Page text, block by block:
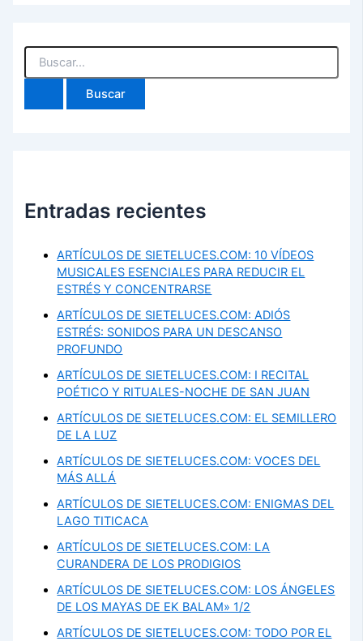
Buscar
por:
Entradas recientes
ARTÍCULOS DE SIETELUCES.COM: 10 VÍDEOS
MUSICALES ESENCIALES PARA REDUCIR EL
ESTRÉS Y CONCENTRARSE
ARTÍCULOS DE SIETELUCES.COM: ADIÓS
ESTRÉS: SONIDOS PARA UN DESCANSO
PROFUNDO
ARTÍCULOS DE SIETELUCES.COM: I RECITAL
POÉTICO Y RITUALES-NOCHE DE SAN JUAN
ARTÍCULOS DE SIETELUCES.COM: EL SEMILLERO
DE LA LUZ
ARTÍCULOS DE SIETELUCES.COM: VOCES DEL
MÁS ALLÁ
ARTÍCULOS DE SIETELUCES.COM: ENIGMAS DEL
LAGO TITICACA
ARTÍCULOS DE SIETELUCES.COM: LA
CURANDERA DE LOS PRODIGIOS
ARTÍCULOS DE SIETELUCES.COM: LOS ÁNGELES
DE LOS MAYAS DE EK BALAM» 1/2
ARTÍCULOS DE SIETELUCES.COM: TODO POR EL